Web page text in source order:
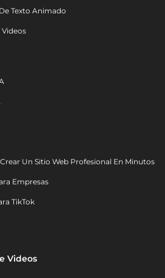
Texto Animado
Un Sitio Web Profesional En Minutos
Empresas
TikTok
Videos